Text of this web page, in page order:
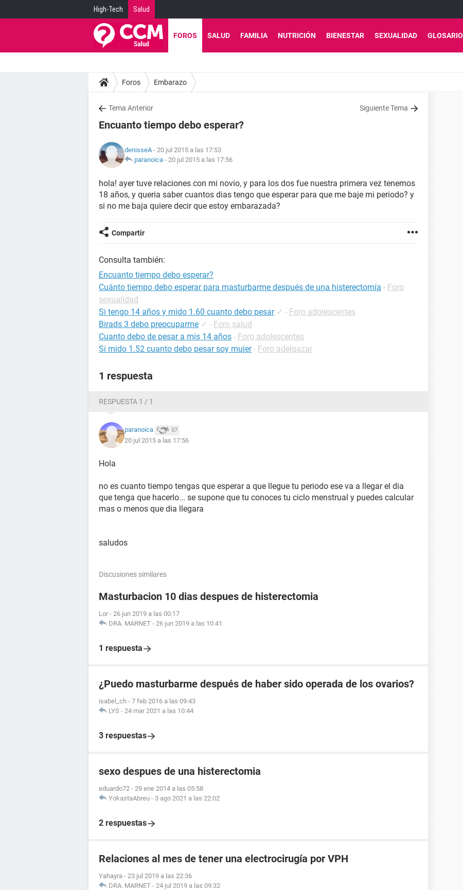
High-Tech Salud
FOROS SALUD FAMILIA NUTRICIÓN BIENESTAR SEXUALIDAD GLOSARIO
Foros Embarazo
Tema Anterior Siguiente Tema
Encuanto tiempo debo esperar?
denisseA- 20 jul 2015 a las 17:53
paranoica - 20 jul 2015 a las 17:56
hola! ayer tuve relaciones con mi novio, y para los dos fue nuestra primera vez tenemos
18 años, y queria saber cuantos dias tengo que esperar para que me baje mi periodo? y
si no me baja quiere decir que estoy embarazada?
Compartir
Consulta también:
Encuanto tiempo debo esperar?
Cuánto tiempo debo esperar para masturbarme después de una histerectomía - Foro
sexualidad
Si tengo 14 años y mido 1.60 cuanto debo pesar ✓ - Foro adolescentes
Birads 3 debo preocuparme ✓ - Foro salud
Cuanto debo de pesar a mis 14 años - Foro adolescentes
Si mido 1.52 cuanto debo pesar soy mujer - Foro adelgazar
1 respuesta
RESPUESTA 1 / 1
paranoica 57
20 jul 2015 a las 17:56
Hola
no es cuanto tiempo tengas que esperar a que llegue tu periodo ese va a llegar el dia
que tenga que hacerlo... se supone que tu conoces tu ciclo menstrual y puedes calcular
mas o menos que dia llegara
saludos
Discusiones similares
Masturbacion 10 dias despues de histerectomia
Lor - 26 jun 2019 a las 00:17
DRA. MARNET - 26 jun 2019 a las 10:41
1 respuesta
¿Puedo masturbarme después de haber sido operada de los ovarios?
isabel_ch - 7 feb 2016 a las 09:43
LYS - 24 mar 2021 a las 10:44
3 respuestas
sexo despues de una histerectomia
eduardo72 - 29 ene 2014 a las 05:58
YokastaAbreu - 3 ago 2021 a las 22:02
2 respuestas
Relaciones al mes de tener una electrocirugía por VPH
Yahayra - 23 jul 2019 a las 22:36
DRA. MARNET - 24 jul 2019 a las 09:32